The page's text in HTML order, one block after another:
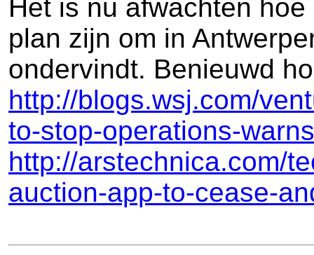
Het is nu afwachten
plan zijn om in
ondervindt. Benieuwd
http://blogs.wsj.com/
to-stop-operations-
http://arstechnica.com/
auction-app-to-cease-